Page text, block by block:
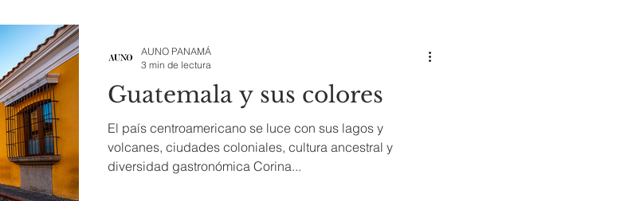
Guatemala y sus colores
El país centroamericano se luce con sus lagos y
volcanes, ciudades coloniales, cultura ancestral y
diversidad gastronómica Corina...
AUNO PANAMÁ
3 min de lectura